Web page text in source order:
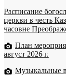
Расписание
церкви в честь
часовне
План
август 2026 г.
Музыкальные